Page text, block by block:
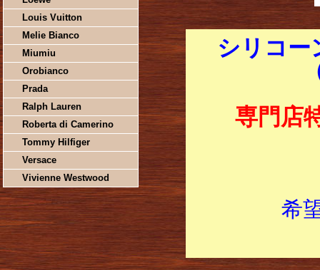
Louis Vuitton
Melie Bianco
Miumiu
Orobianco
Prada
Ralph Lauren
Roberta di Camerino
Tommy Hilfiger
Versace
Vivienne Westwood
シリコー
専門店
希